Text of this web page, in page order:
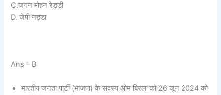
C.जगन मोहन रेड्डी
D. जेपी नड्डा
Ans – B
भारतीय जनता पार्टी (भाजपा) के सदस्य ओम बिरला को 26 जून 2024 को